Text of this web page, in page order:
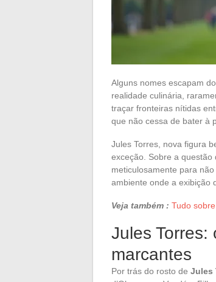
Alguns nomes escapam
realidade culinária,
traçar fronteiras nítidas
que não cessa de bater à
Jules Torres, nova figura
exceção. Sobre a
meticulosamente para
ambiente onde a exibição
Veja também : Tudo
Jules Torres:
marcantes
Por trás do rosto de Jules